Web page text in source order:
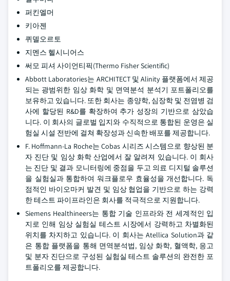
퍼킨엘머
키아젠
퀴델오르토
지멘스 헬시니어스
써모 피셔 사이언티픽(Thermo Fisher Scientific)
Abbott Laboratories는 ARCHITECT 및 Alinity 플랫폼에서 제공
되는 광범위한 임상 화학 및 면역분석 분석기 포트폴리오를
보유하고 있습니다. 또한 회사는 종양학, 심장학 및 전염병 검
사에 할당된 R&D를 확장하여 추가 성장의 기반으로 삼았습
니다. 이 회사의 글로벌 입지와 수직적으로 통합된 운영은 실
험실 시설 전반에 걸쳐 확장성과 신속한 배포를 제공합니다.
F. Hoffmann-La Roche는 Cobas 시리즈 시스템으로 향상된 분
자 진단 및 임상 화학 산업에서 잘 알려져 있습니다. 이 회사
는 진단 및 결과 모니터링에 중점을 두고 의료 디지털 솔루션
을 실험실과 통합하여 워크플로우 효율성을 개선합니다. 독
점적인 바이오마커 발견 및 임상 협업을 기반으로 하는 강력
한 테스트 파이프라인은 회사를 적극적으로 지원합니다.
Siemens Healthineers는 통합 기술 인프라와 전 세계적인 입
지로 인해 임상 실험실 테스트 시장에서 강력하고 차별화된
위치를 차지하고 있습니다. 이 회사는 Atellica Solution과 같
은 통합 플랫폼을 통해 면역분석법, 임상 화학, 혈액학, 응고
및 분자 진단으로 구성된 실험실 테스트 솔루션의 완전한 포
트폴리오를 제공합니다.